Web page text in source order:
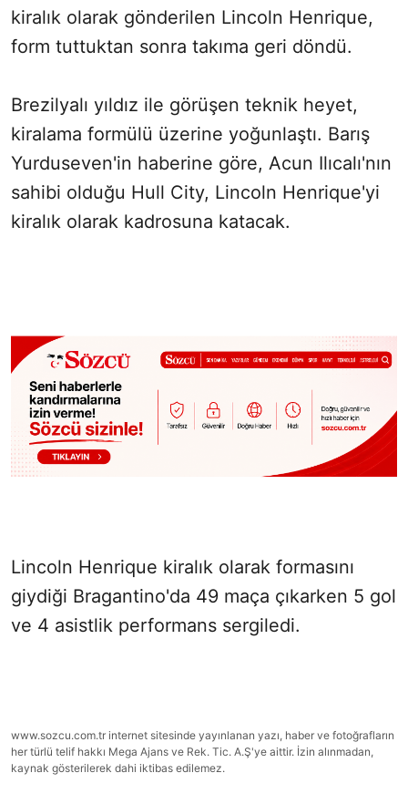
kiralık olarak gönderilen Lincoln Henrique,
form tuttuktan sonra takıma geri döndü.
Brezilyalı yıldız ile görüşen teknik heyet,
kiralama formülü üzerine yoğunlaştı. Barış
Yurduseven'in haberine göre, Acun Ilıcalı'nın
sahibi olduğu Hull City, Lincoln Henrique'yi
kiralık olarak kadrosuna katacak.
Lincoln Henrique kiralık olarak formasını
giydiği Bragantino'da 49 maça çıkarken 5 gol
ve 4 asistlik performans sergiledi.
www.sozcu.com.tr internet sitesinde yayınlanan yazı, haber ve fotoğrafların
her türlü telif hakkı Mega Ajans ve Rek. Tic. A.Ş'ye aittir. İzin alınmadan,
kaynak gösterilerek dahi iktibas edilemez.